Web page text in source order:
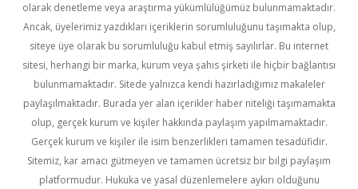
olarak denetleme veya araştırma yükümlülüğümüz bulunmamaktadır.
Ancak, üyelerimiz yazdıkları içeriklerin sorumluluğunu taşımakta olup,
siteye üye olarak bu sorumluluğu kabul etmiş sayılırlar. Bu internet
sitesi, herhangi bir marka, kurum veya şahıs şirketi ile hiçbir bağlantısı
bulunmamaktadır. Sitede yalnızca kendi hazırladığımız makaleler
paylaşılmaktadır. Burada yer alan içerikler haber niteliği taşımamakta
olup, gerçek kurum ve kişiler hakkında paylaşım yapılmamaktadır.
Gerçek kurum ve kişiler ile isim benzerlikleri tamamen tesadüfidir.
Sitemiz, kar amacı gütmeyen ve tamamen ücretsiz bir bilgi paylaşım
platformudur. Hukuka ve yasal düzenlemelere aykırı olduğunu